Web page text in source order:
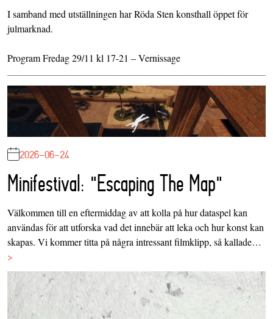
I samband med utställningen har Röda Sten konsthall öppet för
julmarknad.
Program Fredag 29/11 kl 17-21 – Vernissage
2026-06-24
Minifestival: "Escaping The Map"
Välkommen till en eftermiddag av att kolla på hur dataspel kan
användas för att utforska vad det innebär att leka och hur konst kan
skapas. Vi kommer titta på några intressant filmklipp, så kallade…
>